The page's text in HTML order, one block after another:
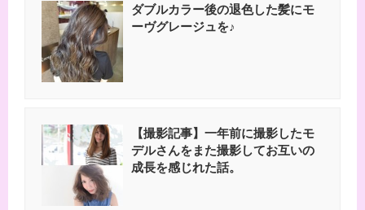
ダブルカラー後の退色した髪にモ
ーヴグレージュを♪
【撮影記事】一年前に撮影したモ
デルさんをまた撮影してお互いの
成長を感じれた話。